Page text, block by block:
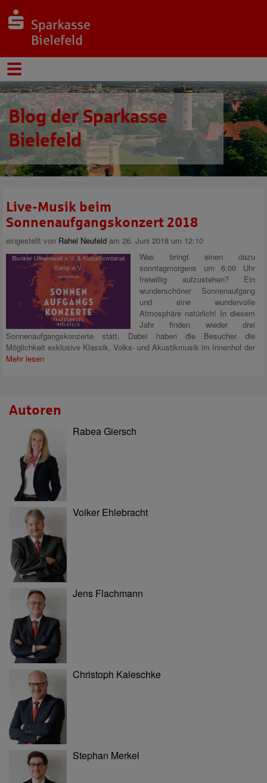
Blog der Sparkasse
Bielefeld
Live-Musik beim
Sonnenaufgangskonzert 2018
eingestellt von Rahel Neufeld am 26. Juni 2018 um 12:10
Was bringt einen dazu
sonntagmorgens um 6.00 Uhr
freiwillig aufzustehen? Ein
wunderschöner Sonnenaufgang
und eine wundervolle
Atmosphäre natürlich! In diesem
Jahr finden wieder drei
Sonnenaufgangskonzerte statt. Dabei haben die Besucher die
Möglichkeit exklusive Klassik, Volks- und Akustikmusik im Innenhof der
Mehr lesen
Autoren
Rabea Giersch
Volker Ehlebracht
Jens Flachmann
Christoph Kaleschke
Stephan Merkel